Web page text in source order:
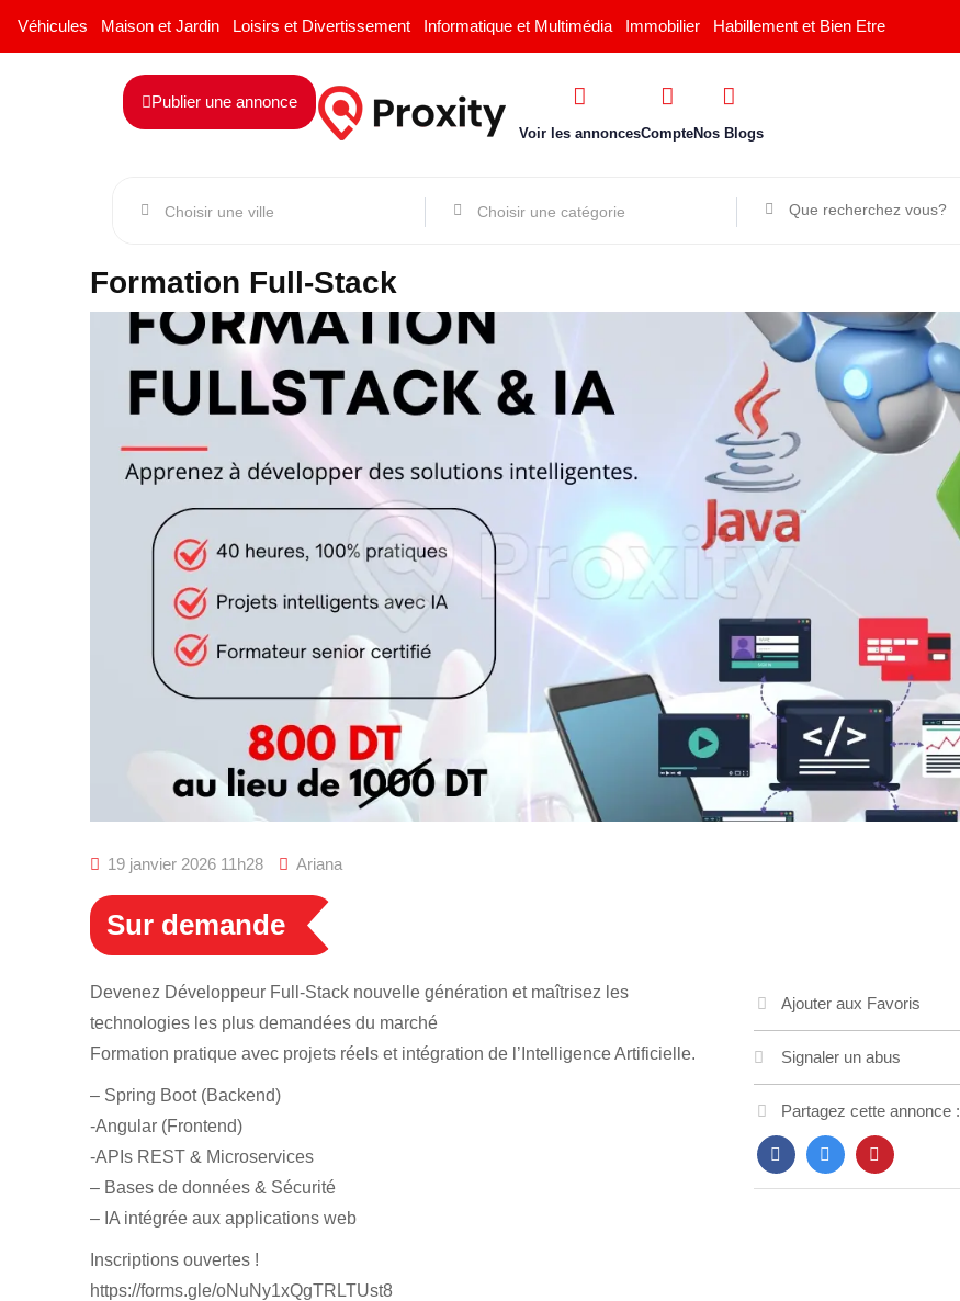
Véhicules Maison et Jardin Loisirs et Divertissement Informatique et Multimédia Immobilier Habillement et Bien Etre
Publier une annonce
Voir les annoncesCompteNos Blogs
Formation Full-Stack
19 janvier 2026 11h28 Ariana
Sur demande
Devenez Développeur Full-Stack nouvelle génération et maîtrisez les
technologies les plus demandées du marché
Formation pratique avec projets réels et intégration de l’Intelligence Artificielle.
– Spring Boot (Backend)
-Angular (Frontend)
-APIs REST & Microservices
– Bases de données & Sécurité
– IA intégrée aux applications web
Inscriptions ouvertes !
https://forms.gle/oNuNy1xQgTRLTUst8
Ajouter aux Favoris
Signaler un abus
Partagez cette annonce :